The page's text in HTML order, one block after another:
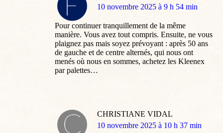
dit
10 novembre 2025 à 9 h 54 min
Pour continuer tranquillement de la même
manière. Vous avez tout compris. Ensuite, ne vous
plaignez pas mais soyez prévoyant : après 50 ans
de gauche et de centre alternés, qui nous ont
menés où nous en sommes, achetez les Kleenex
par palettes…
CHRISTIANE VIDAL
dit
10 novembre 2025 à 10 h 37 min